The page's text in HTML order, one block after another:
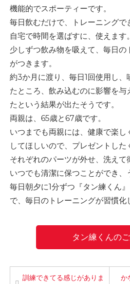
機能的でスポーティーです。
毎日飲むだけで、トレーニングで
自宅で時間を選ばすに、使えます。
少しずつ飲み物を吸えて、毎日の
がつきます。
約3か月に渡り、毎日1回使用し、
たところ、飲み込むのに影響を与
たという結果が出たそうです。
両親は、 65歳と67歳です。
いつまでも両親には、健康で楽
してほしいので、プレゼントした
それぞれのパーツが外せ、洗えて
いつでも清潔に保つことができ、
毎日朝夕に1分ずつ『タン練くん
で、毎日のトレーニングが習慣化
タン練くんの
訓練できてる感じがありま
か